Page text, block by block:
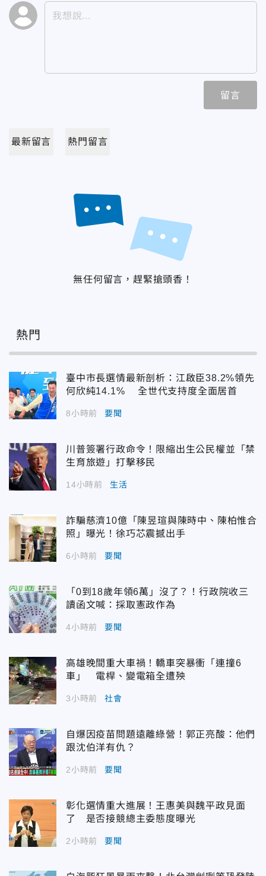
留言
最新留言 熱門留言
無任何留言，趕緊搶頭香！
熱門
臺中市長選情最新剖析：江啟臣38.2%領先
何欣純14.1% 全世代支持度全面居首
8小時前 要聞
川普簽署行政命令！限縮出生公民權並「禁
生育旅遊」打擊移民
14小時前 生活
詐騙慈濟10億「陳昱瑄與陳時中、陳柏惟合
照」曝光！徐巧芯震撼出手
6小時前 要聞
「0到18歲年領6萬」沒了？！行政院收三
讀函文喊：採取憲政作為
4小時前 要聞
高雄晚間重大車禍！轎車突暴衝「連撞6
車」 電桿、變電箱全遭殃
3小時前 社會
自爆因疫苗問題遠離綠營！郭正亮酸：他們
跟沈伯洋有仇？
2小時前 要聞
彰化選情重大進展！王惠美與魏平政見面
了 是否接競總主委態度曝光
2小時前 要聞